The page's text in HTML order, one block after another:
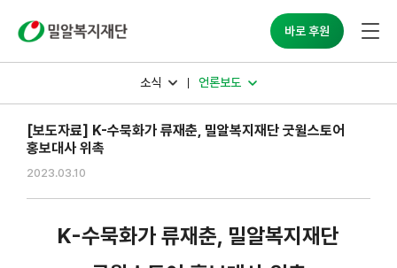
바로 후원
소식 언론보도
[보도자료] K-수묵화가 류재춘, 밀알복지재단 굿윌스토어
홍보대사 위촉
2023.03.10
K-수묵화가 류재춘, 밀알복지재단